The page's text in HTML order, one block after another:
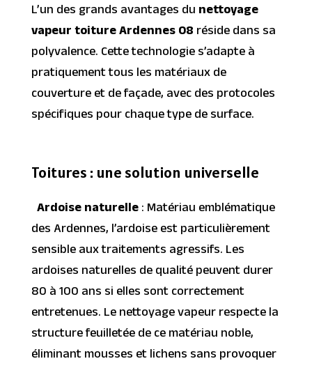
L’un des grands avantages dunettoyage
vapeur toiture Ardennes 08réside dans sa
polyvalence. Cette technologie s’adapte à
pratiquement tous les matériaux de
couverture et de façade, avec des protocoles
spécifiques pour chaque type de surface.
Toitures : une solution universelle
Ardoise naturelle: Matériau emblématique
des Ardennes, l’ardoise est particulièrement
sensible aux traitements agressifs. Les
ardoises naturelles de qualité peuvent durer
80 à 100 ans si elles sont correctement
entretenues. Le nettoyage vapeur respecte la
structure feuilletée de ce matériau noble,
éliminant mousses et lichens sans provoquer